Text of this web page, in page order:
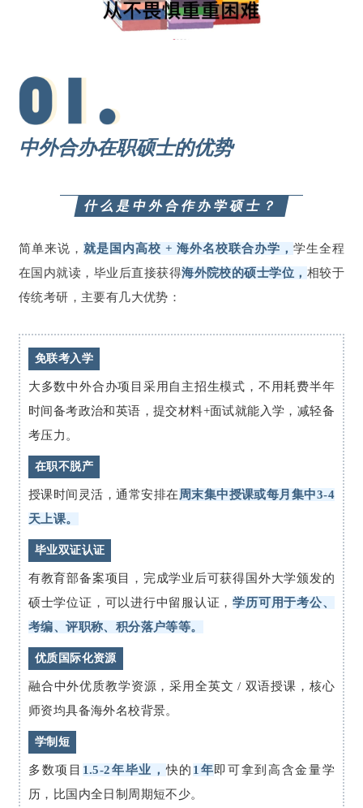
中外合办在职硕士的优势
什么是中外合作办学硕士？
简单来说， 就是国内高校 + 海外名校联合办学， 学生全程
在国内就读，毕业后直接获得海外院校的硕士学位， 相较于
传统考研，主要有几大优势：
免联考入学
大多数中外合办项目采用自主招生模式，不用耗费半年
时间备考政治和英语，提交材料+面试就能入学，减轻备
考压力。
在职不脱产
授课时间灵活，通常安排在周末集中授课或每月集中3-4
天上课。
毕业双证认证
有教育部备案项目，完成学业后可获得国外大学颁发的
硕士学位证，可以进行中留服认证，学历可用于考公、
考编、评职称、积分落户等等。
优质国际化资源
融合中外优质教学资源，采用全英文 / 双语授课，核心
师资均具备海外名校背景。
学制短
多数项目 1.5-2年毕业，快的 1年即可拿到高含金量学
历，比国内全日制周期短不少。